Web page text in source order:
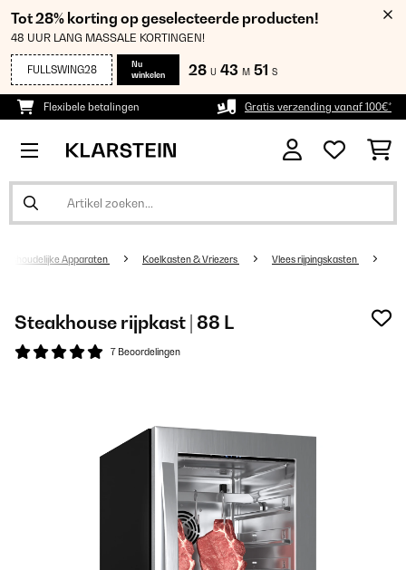
Tot 28% korting op geselecteerde producten!
48 UUR LANG MASSALE KORTINGEN!
FULLSWING28
Nu
winkelen
28 U 43 M 50 S
Flexibele betalingen Gratis verzending vanaf 100€*
Apparaten Koelkasten & Vriezers Vlees rijpingskasten
Steakhouse rijpkast | 88 L
7 Beoordelingen